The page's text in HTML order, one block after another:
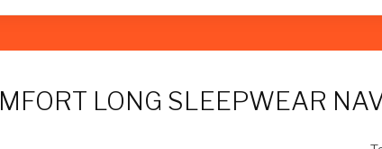
LONG SLEEPWEAR